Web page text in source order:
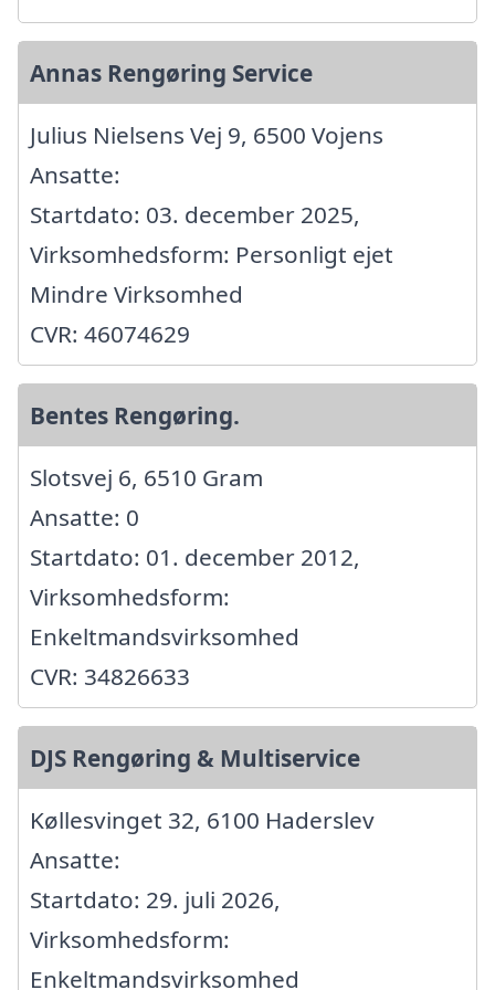
Annas Rengøring Service
Julius Nielsens Vej 9, 6500 Vojens
Ansatte:
Startdato: 03. december 2025,
Virksomhedsform: Personligt ejet
Mindre Virksomhed
CVR: 46074629
Bentes Rengøring.
Slotsvej 6, 6510 Gram
Ansatte: 0
Startdato: 01. december 2012,
Virksomhedsform:
Enkeltmandsvirksomhed
CVR: 34826633
DJS Rengøring & Multiservice
Køllesvinget 32, 6100 Haderslev
Ansatte:
Startdato: 29. juli 2026,
Virksomhedsform:
Enkeltmandsvirksomhed